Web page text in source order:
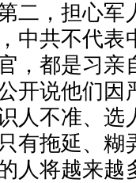
二，担心军
中共不代表
，都是习亲
开说他们因
人不准、选
有拖延、糊
人将越来越